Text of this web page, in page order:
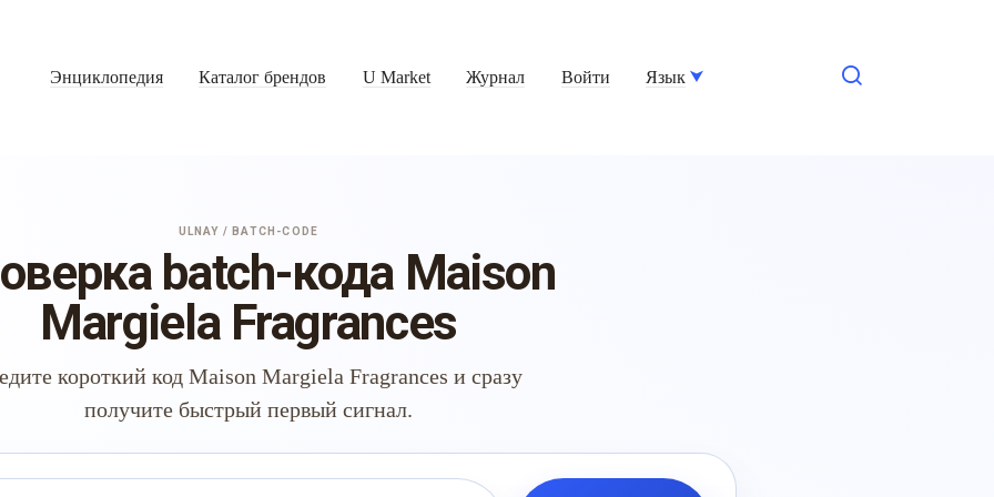
Энциклопедия Каталог брендов U Market Журнал Войти Язык
ULNAY / BATCH-CODE
batch-кода Maison
Margiela Fragrances
короткий код Maison Margiela Fragrances и сразу
получите быстрый первый сигнал.